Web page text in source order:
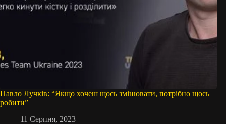
Павло Лучків: “Якщо хочеш щось змінювати, потрібно щось
робити”
11 Серпня, 2023